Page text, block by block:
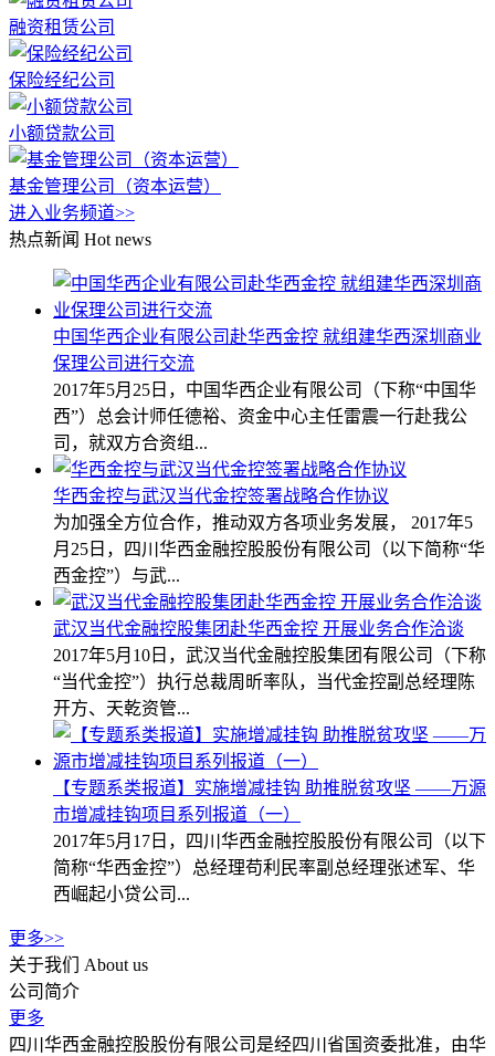
融资租赁公司
保险经纪公司
小额贷款公司
基金管理公司（资本运营）
进入业务频道>>
热点新闻 Hot news
中国华西企业有限公司赴华西金控 就组建华西深圳商业
保理公司进行交流
2017年5月25日，中国华西企业有限公司（下称“中国华
西”）总会计师任德裕、资金中心主任雷震一行赴我公
司，就双方合资组...
华西金控与武汉当代金控签署战略合作协议
为加强全方位合作，推动双方各项业务发展， 2017年5
月25日，四川华西金融控股股份有限公司（以下简称“华
西金控”）与武...
武汉当代金融控股集团赴华西金控 开展业务合作洽谈
2017年5月10日，武汉当代金融控股集团有限公司（下称
“当代金控”）执行总裁周昕率队，当代金控副总经理陈
开方、天乾资管...
【专题系类报道】实施增减挂钩 助推脱贫攻坚 ——万源
市增减挂钩项目系列报道（一）
2017年5月17日，四川华西金融控股股份有限公司（以下
简称“华西金控”）总经理苟利民率副总经理张述军、华
西崛起小贷公司...
更多>>
关于我们
About us
公司简介
更多
四川华西金融控股股份有限公司是经四川省国资委批准，由华